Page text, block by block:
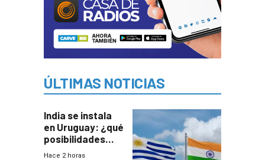
ÚLTIMAS NOTICIAS
India se instala
en Uruguay: ¿qué
posibilidades
genera este
Hace 2 horas